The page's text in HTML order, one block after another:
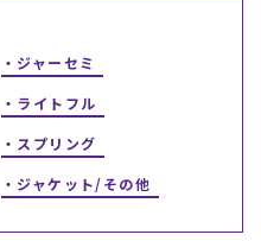
よくある質問
店舗一覧
お問い合わせ
ニュース
ジャーセミ
ライトフル
スプリング
ジャケット/その他